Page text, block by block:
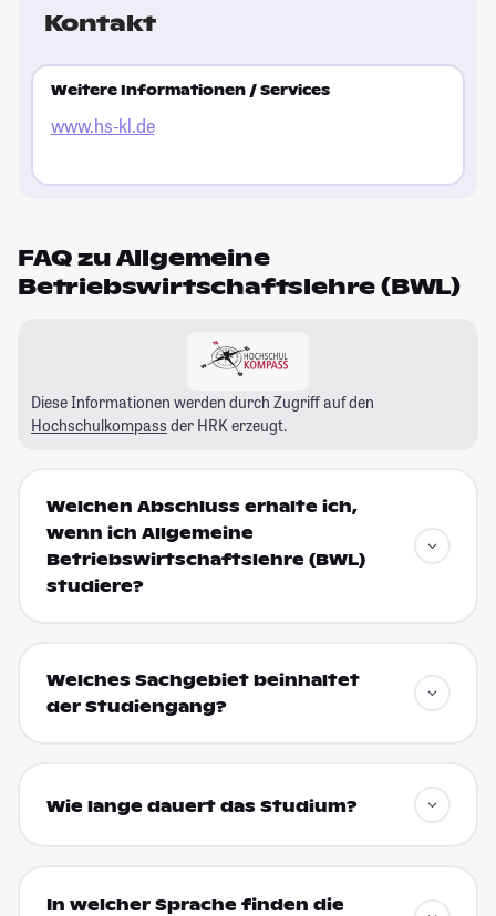
Kontakt
Weitere Informationen / Services
www.hs-kl.de
FAQ zu Allgemeine
Betriebswirtschaftslehre (BWL)
Diese Informationen werden durch Zugriff auf den
Hochschulkompass der HRK erzeugt.
Welchen Abschluss erhalte ich,
wenn ich Allgemeine
Betriebswirtschaftslehre (BWL)
studiere?
Welches Sachgebiet beinhaltet
der Studiengang?
Wie lange dauert das Studium?
In welcher Sprache finden die